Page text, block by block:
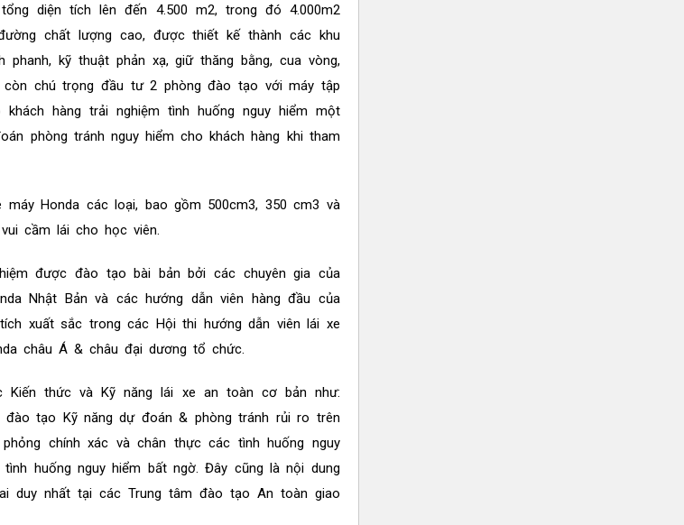
diện tích lên đến 4.500 m2, trong đó 4.000m2
chất lượng cao, được thiết kế thành các khu
kỹ thuật phản xạ, giữ thăng bằng, cua vòng,
chú trọng đầu tư 2 phòng đào tạo với máy tập
hàng trải nghiệm tình huống nguy hiểm một
phòng tránh nguy hiểm cho khách hàng khi tham
Honda các loại, bao gồm 500cm3, 350 cm3 và
cầm lái cho học viên.
được đào tạo bài bản bởi các chuyên gia của
Nhật Bản và các hướng dẫn viên hàng đầu của
xuất sắc trong các Hội thi hướng dẫn viên lái xe
châu Á & châu đại dương tổ chức.
Kiến thức và Kỹ năng lái xe an toàn cơ bản như:
đào tạo Kỹ năng dự đoán & phòng tránh rủi ro trên
chính xác và chân thực các tình huống nguy
huống nguy hiểm bất ngờ. Đây cũng là nội dung
duy nhất tại các Trung tâm đào tạo An toàn giao